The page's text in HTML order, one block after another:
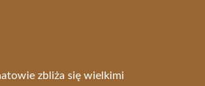
zbliża się wielkimi